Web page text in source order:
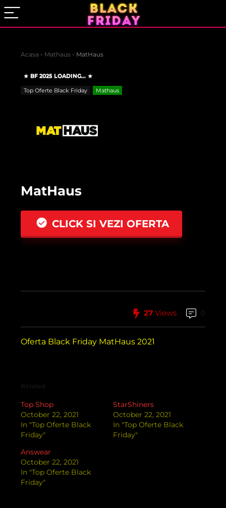
Acasa - Mathaus - MatHaus
BF 2025 LOADING...
Top Oferte Black Friday Mathaus
MatHaus
CLICK SI VEZI OFERTA
27 Views
Oferta Black Friday MatHaus 2021
Top Shop
October 22, 2021
In "Top Oferte Black
Friday"
StarShiners
October 22, 2021
In "Top Oferte Black
Friday"
Answear
October 22, 2021
In "Top Oferte Black
Friday"